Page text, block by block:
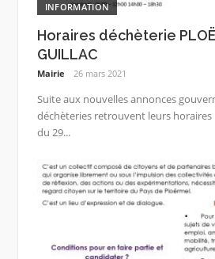
INFORMATION
Horaires déchèterie
GUILLAC
Mairie 26 mars 2021
Suite aux nouvelles annonces
déchèteries retrouvent leurs
du 29...